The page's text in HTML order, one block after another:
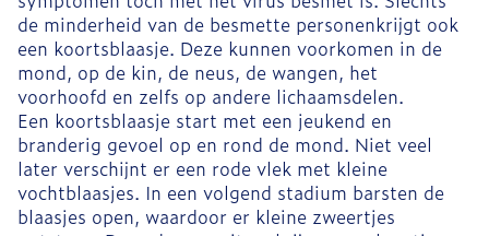
de minderheid van de besmette personenkrijgt ook
een koortsblaasje. Deze kunnen voorkomen in de
mond, op de kin, de neus, de wangen, het
voorhoofd en zelfs op andere lichaamsdelen.
Een koortsblaasje start met een jeukend en
branderig gevoel op en rond de mond. Niet veel
later verschijnt er een rode vlek met kleine
vochtblaasjes. In een volgend stadium barsten de
blaasjes open, waardoor er kleine zweertjes